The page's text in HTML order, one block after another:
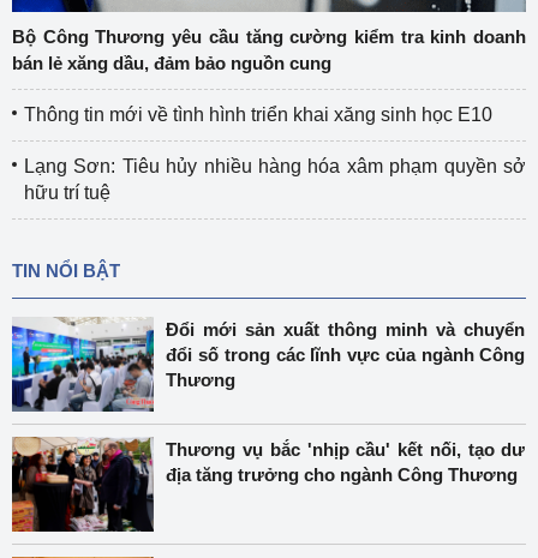
Bộ Công Thương yêu cầu tăng cường kiểm tra kinh doanh
bán lẻ xăng dầu, đảm bảo nguồn cung
Thông tin mới về tình hình triển khai xăng sinh học E10
Lạng Sơn: Tiêu hủy nhiều hàng hóa xâm phạm quyền sở
hữu trí tuệ
TIN NỔI BẬT
Đổi mới sản xuất thông minh và chuyển
đổi số trong các lĩnh vực của ngành Công
Thương
Thương vụ bắc 'nhịp cầu' kết nối, tạo dư
địa tăng trưởng cho ngành Công Thương